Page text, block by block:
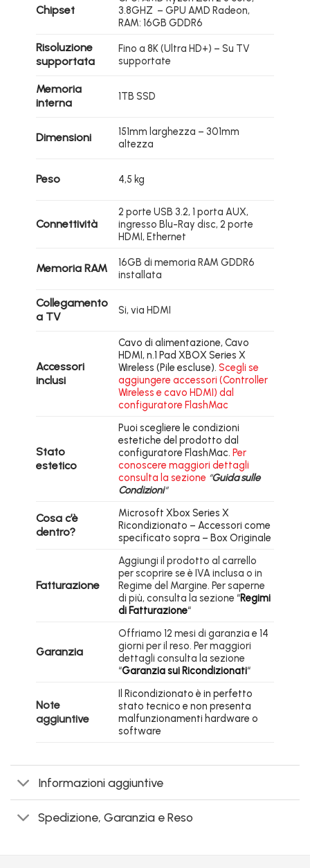
Chipset
3.8GHZ – GPU AMD Radeon,
RAM: 16GB GDDR6
Risoluzione
supportata
Fino a 8K (Ultra HD+) – Su TV
supportate
Memoria
interna
1TB SSD
Dimensioni
151mm larghezza – 301mm
altezza
Peso 4,5 kg
Connettività
2 porte USB 3.2, 1 porta AUX,
ingresso Blu-Ray disc, 2 porte
HDMI, Ethernet
Memoria RAM
16GB di memoria RAM GDDR6
installata
Collegamento
a TV
Si, via HDMI
Accessori
inclusi
Cavo di alimentazione, Cavo
HDMI, n.1 Pad XBOX Series X
Wireless (Pile escluse). Scegli se
aggiungere accessori (Controller
Wireless e cavo HDMI) dal
configuratore FlashMac
Stato
estetico
Puoi scegliere le condizioni
estetiche del prodotto dal
configuratore FlashMac. Per
conoscere maggiori dettagli
consulta la sezione“Guida sulle
Condizioni“
Cosa c’è
dentro?
Microsoft Xbox Series X
Ricondizionato – Accessori come
specificato sopra – Box Originale
Fatturazione
Aggiungi il prodotto al carrello
per scoprire se è IVA inclusa o in
Regime del Margine. Per saperne
di più, consulta la sezione “Regimi
di Fatturazione“
Garanzia
Offriamo 12 mesi di garanzia e 14
giorni per il reso. Per maggiori
dettagli consulta la sezione
“Garanzia sui Ricondizionati“
Note
aggiuntive
Il Ricondizionato è in perfetto
stato tecnico e non presenta
malfunzionamenti hardware o
software
Informazioni aggiuntive
Spedizione, Garanzia e Reso